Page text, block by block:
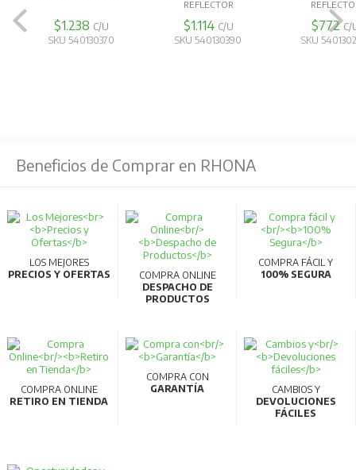
$1.238 C/U
SKU 540130370
REFLECTOR
$1.114 C/U
SKU 540130390
$772C/
SKU
Beneficios de Comprar en RHONA
LOS MEJORES
PRECIOS Y OFERTAS
COMPRA ONLINE
DESPACHO DE
PRODUCTOS
COMPRA FÁCIL Y
100% SEGURA
COMPRA ONLINE
RETIRO EN TIENDA
COMPRA CON
GARANTÍA
CAMBIOS Y
DEVOLUCIONES
FÁCILES